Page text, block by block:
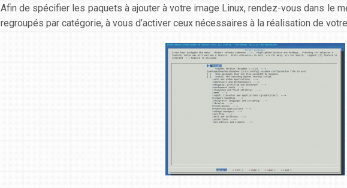
Afin de spécifier les paquets à ajouter à votre image Linux, rendez-vous dans le
regroupés par catégorie, à vous d’activer ceux nécessaires à la réalisation de